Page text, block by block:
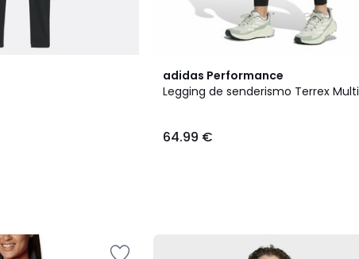
adidas Performance
Legging de senderismo Terrex Multi
64.99 €